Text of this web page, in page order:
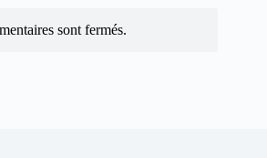
sont fermés.